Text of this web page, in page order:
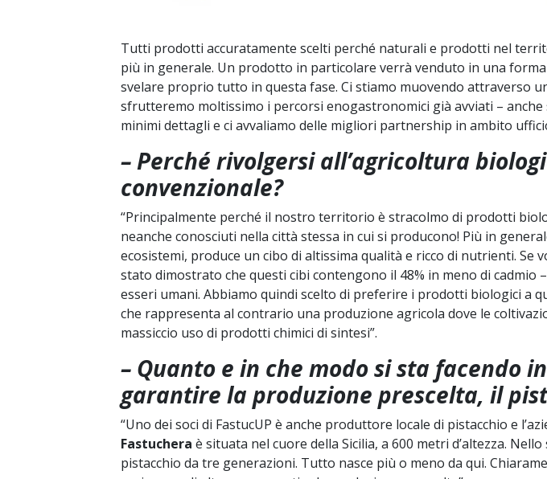
Tutti prodotti accuratamente scelti perché naturali e prodotti nel
più in generale. Un prodotto in particolare verrà venduto in una
svelare proprio tutto in questa fase. Ci stiamo muovendo attraverso
sfrutteremo moltissimo i percorsi enogastronomici già avviati –
minimi dettagli e ci avvaliamo delle migliori partnership in ambito
– Perché rivolgersi all’agricoltura
convenzionale?
“Principalmente perché il nostro territorio è stracolmo di prodotti
neanche conosciuti nella città stessa in cui si producono! Più in
ecosistemi, produce un cibo di altissima qualità e ricco di nutrienti. Se
stato dimostrato che questi cibi contengono il 48% in meno di cadmio
esseri umani. Abbiamo quindi scelto di preferire i prodotti biologici a
che rappresenta al contrario una produzione agricola dove le
massiccio uso di prodotti chimici di sintesi”.
– Quanto e in che modo si sta facendo
garantire la produzione prescelta, il
“Uno dei soci di FastucUP è anche produttore locale di pistacchio e
Fastuchera è situata nel cuore della Sicilia, a 600 metri d’altezza.
pistacchio da tre generazioni. Tutto nasce più o meno da qui.